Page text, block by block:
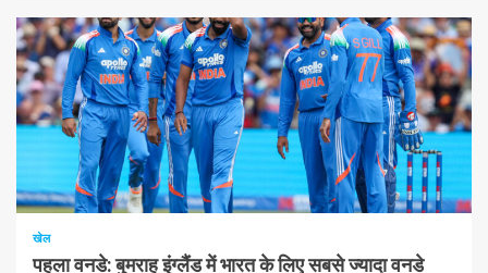
1 न्यूनतम पढ़ा
खेल
पहला वनडे: बुमराह इंग्लैंड में भारत के लिए सबसे ज्यादा वनडे